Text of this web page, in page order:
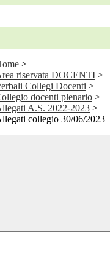
>
riservata DOCENTI >
Collegi Docenti >
docenti plenario >
A.S. 2022-2023 >
collegio 30/06/2023